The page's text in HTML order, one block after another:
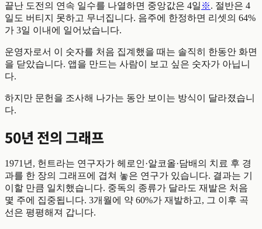
끝난 도전의 연속 일수를 나열하면 중앙값은 4일 ※. 절반은 4
일도 버티지 못하고 무너집니다. 음주에 한정하면 리셋의 64%
가 3일 이내에 일어났습니다.
운영자로서 이 숫자를 처음 집계했을 때는 솔직히 한동안 화면
을 닫았습니다. 앱을 만드는 사람이 보고 싶은 숫자가 아닙니
다.
하지만 문헌을 조사해 나가는 동안 보이는 방식이 달라졌습니
다.
50년 전의 그래프
1971년, 헌트라는 연구자가 헤로인·알코올·담배의 치료 후 경
과를 한 장의 그래프에 겹쳐 놓은 연구가 있습니다. 결과는 기
이할 만큼 일치했습니다. 중독의 종류가 달라도 재발은 처음
몇 주에 집중됩니다. 3개월에 약 60%가 재발하고, 그 이후 곡
선은 평평해져 갑니다.